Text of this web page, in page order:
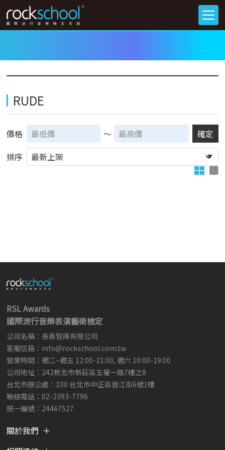
RUDE
價格 ～
確定
排序
RSL Awards
國際流行音樂表演藝術檢定
公司名稱：長青智庫有限公司
客服信箱： info@rockschool.com.tw ​
營業時間：週二~週五 12:00-21:00, 週六 10:00-19:00
公司地址：242新北市新莊區五權一路7樓之8
台北市辦公處：100 台北市中正區晉江街6號1樓
聯絡電話：02-2393-7796
統一編號：24467527
關於我們